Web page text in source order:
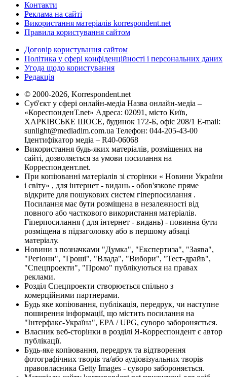
Контакти
Реклама на сайті
Використання матеріалів korrespondent.net
Правила користування сайтом
Договір користування сайтом
Політика у сфері конфіденційності і персональних даних
Угода щодо користування
Редакція
© 2000-2026, Korrespondent.net
Суб'єкт у сфері онлайн-медіа Назва онлайн-медіа –
«КореспонденТ.net» Адреса: 02091, місто Київ,
ХАРКІВСЬКЕ ШОСЕ, будинок 172-Б, офіс 208/1 E-mail:
sunlight@mediadim.com.ua Телефон: 044-205-43-00
Ідентифікатор медіа – R40-06068
Використання будь-яких матеріалів, розміщених на
сайті, дозволяється за умови посилання на
Корреспондент.net.
При копіюванні матеріалів зі сторінки « Новини України
і світу» , для інтернет - видань - обов'язкове пряме
відкрите для пошукових систем гіперпосилання .
Посилання має бути розміщена в незалежності від
повного або часткового використання матеріалів.
Гіперпосилання ( для інтернет - видань) - повинна бути
розміщена в підзаголовку або в першому абзаці
матеріалу.
Новини з позначками "Думка", "Експертиза", "Заява",
"Регіони", "Гроші", "Влада", "Вибори", "Тест-драйв",
"Спецпроекти", "Промо" публікуються на правах
реклами.
Розділ Спецпроекти створюється спільно з
комерційними партнерами.
Будь яке копіювання, публікація, передрук, чи наступне
поширення інформації, що містить посилання на
"Інтерфакс-Україна", EPA / UPG, суворо забороняється.
Власник веб-сторінки в розділі Я-Корреспондент є автор
публікації.
Будь-яке копіювання, передрук та відтворення
фотографічних творів та/або аудіовізуальних творів
правовласника Getty Images - суворо забороняється.